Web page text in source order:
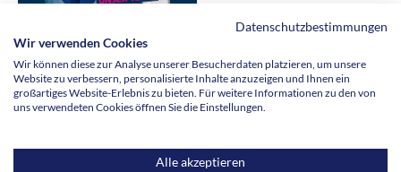
Arbeiten in
unserer Klinik
» mehr erfahren
Datenschutzbestimmungen
Wir verwenden Cookies
Wir können diese zur Analyse unserer Besucherdaten platzieren, um unsere
Website zu verbessern, personalisierte Inhalte anzuzeigen und Ihnen ein
großartiges Website-Erlebnis zu bieten. Für weitere Informationen zu den von
uns verwendeten Cookies öffnen Sie die Einstellungen.
Alle akzeptieren